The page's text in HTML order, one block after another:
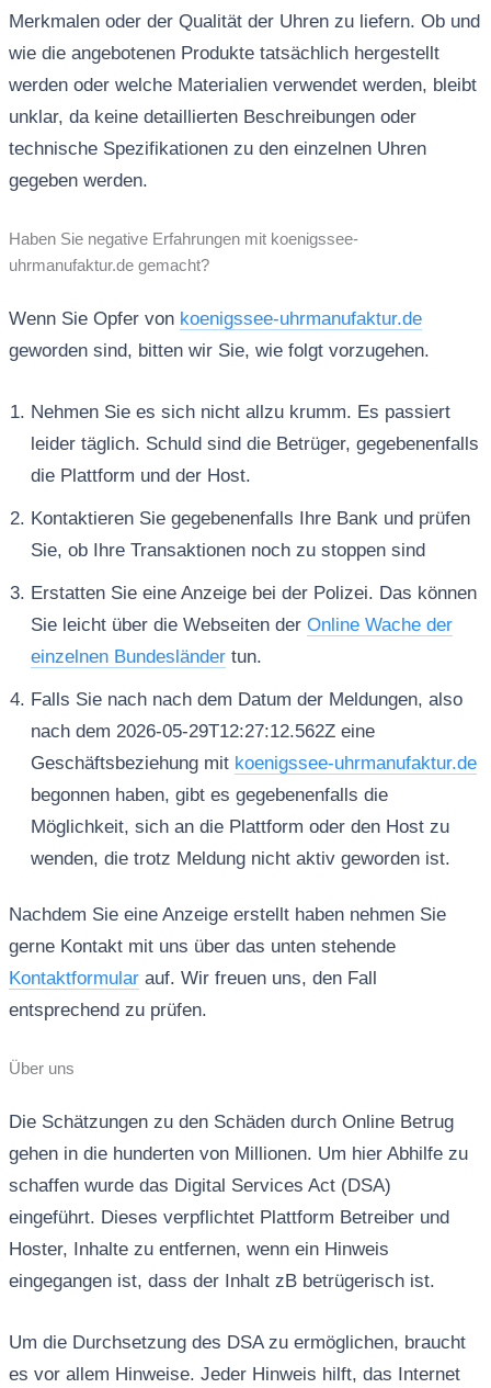
Merkmalen oder der Qualität der Uhren zu liefern. Ob und
wie die angebotenen Produkte tatsächlich hergestellt
werden oder welche Materialien verwendet werden, bleibt
unklar, da keine detaillierten Beschreibungen oder
technische Spezifikationen zu den einzelnen Uhren
gegeben werden.
Haben Sie negative Erfahrungen mit koenigssee-
uhrmanufaktur.de gemacht?
Wenn Sie Opfer von koenigssee-uhrmanufaktur.de
geworden sind, bitten wir Sie, wie folgt vorzugehen.
Nehmen Sie es sich nicht allzu krumm. Es passiert
leider täglich. Schuld sind die Betrüger, gegebenenfalls
die Plattform und der Host.
Kontaktieren Sie gegebenenfalls Ihre Bank und prüfen
Sie, ob Ihre Transaktionen noch zu stoppen sind
Erstatten Sie eine Anzeige bei der Polizei. Das können
Sie leicht über die Webseiten der Online Wache der
einzelnen Bundesländertun.
Falls Sie nach nach dem Datum der Meldungen, also
nach dem 2026-05-29T12:27:12.562Z eine
Geschäftsbeziehung mit koenigssee-uhrmanufaktur.de
begonnen haben, gibt es gegebenenfalls die
Möglichkeit, sich an die Plattform oder den Host zu
wenden, die trotz Meldung nicht aktiv geworden ist.
Nachdem Sie eine Anzeige erstellt haben nehmen Sie
gerne Kontakt mit uns über das unten stehende
Kontaktformularauf. Wir freuen uns, den Fall
entsprechend zu prüfen.
Über uns
Die Schätzungen zu den Schäden durch Online Betrug
gehen in die hunderten von Millionen. Um hier Abhilfe zu
schaffen wurde das Digital Services Act (DSA)
eingeführt. Dieses verpflichtet Plattform Betreiber und
Hoster, Inhalte zu entfernen, wenn ein Hinweis
eingegangen ist, dass der Inhalt zB betrügerisch ist.
Um die Durchsetzung des DSA zu ermöglichen, braucht
es vor allem Hinweise. Jeder Hinweis hilft, das Internet